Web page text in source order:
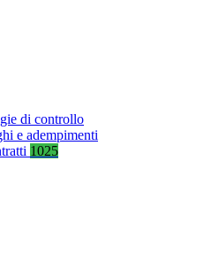
di controllo
e adempimenti
1025